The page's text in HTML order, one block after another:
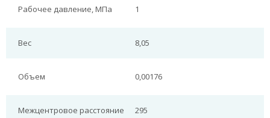
Рабочее давление, МПа 1
Вес 8,05
Объем 0,00176
Межцентровое расстояние 295